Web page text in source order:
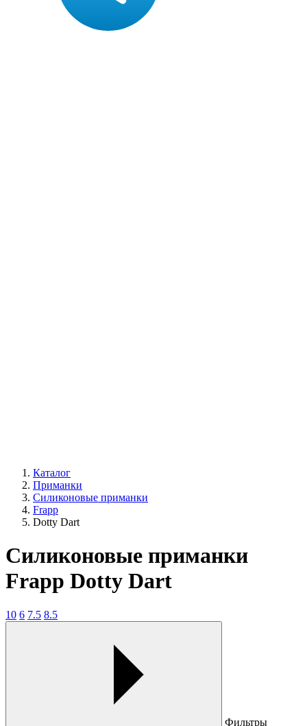
Каталог
Приманки
Силиконовые приманки
Frapp
Dotty Dart
Силиконовые приманки
Frapp Dotty Dart
10 6 7.5 8.5
Фильтры